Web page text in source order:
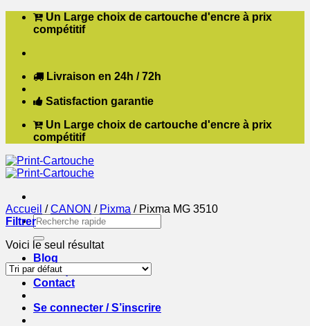
Passer Un Large choix de cartouche d'encre à prix
compétitif
Livraison en 24h / 72h
Satisfaction garantie
Un Large choix de cartouche d'encre à prix
compétitif
Recherche
pour :
Blog
Boutique
Contact
Se connecter / S’inscrire
Accueil / CANON / Pixma /Pixma MG 3510
Filtrer
Voici le seul résultat